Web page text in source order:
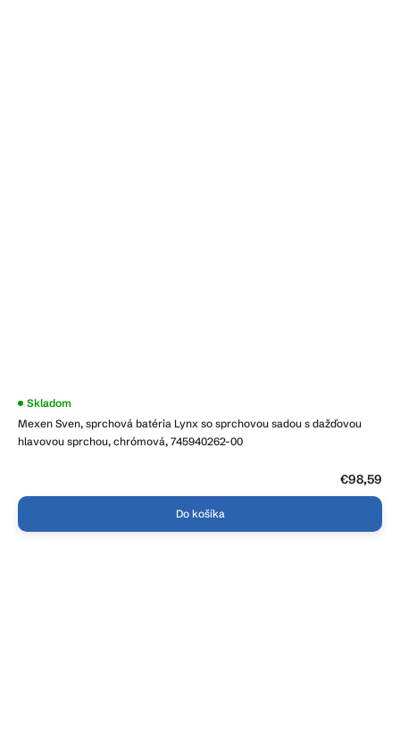
Mexen Sven, sprchová batéria Lynx so sprchovou sadou s dažďovou
hlavovou sprchou, chrómová, 745940262-00
Skladom
€98,59
Do košíka